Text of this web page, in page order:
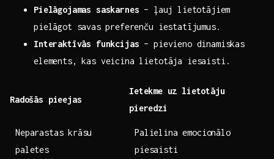
Pielāgojamas saskarnes –⁢ ļauj lietotājiem⁤
pielāgot savas ⁣preferenču iestatījumus.
Interaktīvās funkcijas – pievieno dinamiskas
elements, kas veicina lietotāja iesaisti.
Radošās pieejas
Ietekme ⁢uz‌ lietotāju
pieredzi
Neparastas⁢ krāsu
paletes
Palielina emocionālo
piesaisti